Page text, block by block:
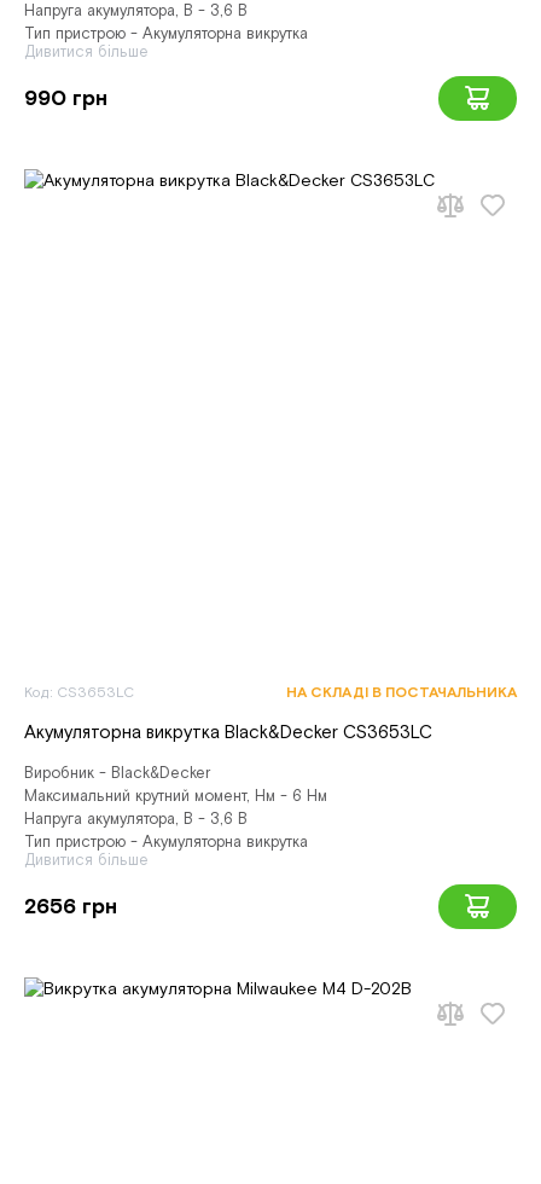
Напруга акумулятора, В - 3,6 В
Тип пристрою - Акумуляторна викрутка
Дивитися більше
990 грн
Код: CS3653LC НА СКЛАДІ В ПОСТАЧАЛЬНИКА
Акумуляторна викрутка Black&Decker CS3653LC
Виробник - Black&Decker
Максимальний крутний момент, Нм - 6 Нм
Напруга акумулятора, В - 3,6 В
Тип пристрою - Акумуляторна викрутка
Дивитися більше
2656 грн